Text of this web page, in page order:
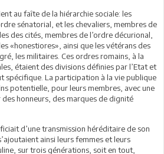
au faîte de la hiérarchie sociale: les
sénatorial, et les chevaliers, membres de
des cités, membres de l’ordre décurional,
«honestiores», ainsi que les vétérans des
les militaires. Ces ordres romains, à la
étaient des divisions définies par l’Etat et
spécifique. La participation à la vie publique
potentielle, pour leurs membres, avec une
honneurs, des marques de dignité
d’une transmission héréditaire de son
ainsi leurs femmes et leurs
sur trois générations, soit en tout,